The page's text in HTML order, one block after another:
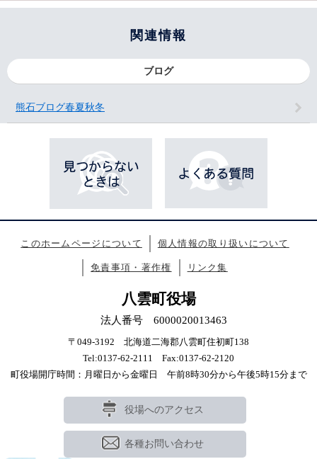
関連情報
ブログ
熊石ブログ春夏秋冬
このホームページについて 個人情報の取り扱いについて
免責事項・著作権 リンク集
八雲町役場
法人番号 6000020013463
〒049-3192 北海道二海郡八雲町住初町138
Tel:0137-62-2111 Fax:0137-62-2120
町役場開庁時間：月曜日から金曜日 午前8時30分から午後5時15分まで
役場へのアクセス
各種お問い合わせ